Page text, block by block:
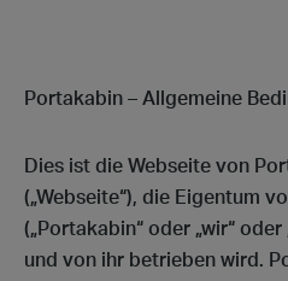
Portakabin – Allgemeine
Dies ist die Webseite von
(„Webseite“), die Eigentum
(„Portakabin“ oder „wir“ oder
und von ihr betrieben wird.